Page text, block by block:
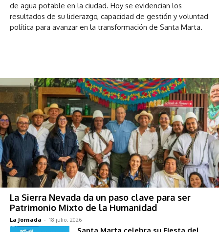
de agua potable en la ciudad. Hoy se evidencian los
resultados de su liderazgo, capacidad de gestión y voluntad
política para avanzar en la transformación de Santa Marta.
La Sierra Nevada da un paso clave para ser
Patrimonio Mixto de la Humanidad
La Jornada - 18 julio, 2026
Santa Marta celebra su Fiesta del